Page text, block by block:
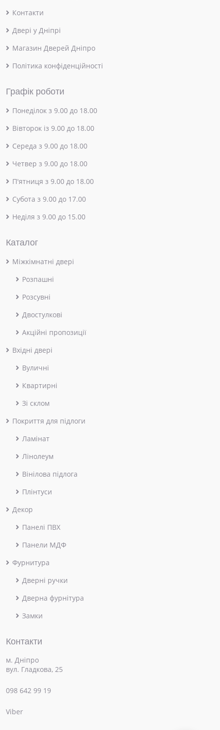
Контакти
Двері у Дніпрі
Магазин Дверей Дніпро
Політика конфіденційності
Графік роботи
Понеділок з 9.00 до 18.00
Вівторок із 9.00 до 18.00
Середа з 9.00 до 18.00
Четвер з 9.00 до 18.00
П'ятниця з 9.00 до 18.00
Субота з 9.00 до 17.00
Неділя з 9.00 до 15.00
Каталог
Міжкімнатні двері
Розпашні
Розсувні
Двостулкові
Акційні пропозиції
Вхідні двері
Вуличні
Квартирні
Зі склом
Покриття для підлоги
Ламінат
Лінолеум
Вінілова підлога
Плінтуси
Декор
Панелі ПВХ
Панели МДФ
Фурнитура
Дверні ручки
Дверна фурнітура
Замки
Контакти
м. Дніпро
вул. Гладкова, 25
098 642 99 19
Viber